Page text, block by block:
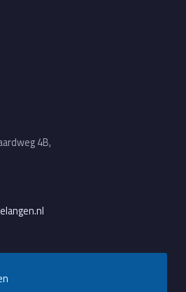
4B,